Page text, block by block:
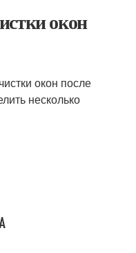
окон
окон после
несколько